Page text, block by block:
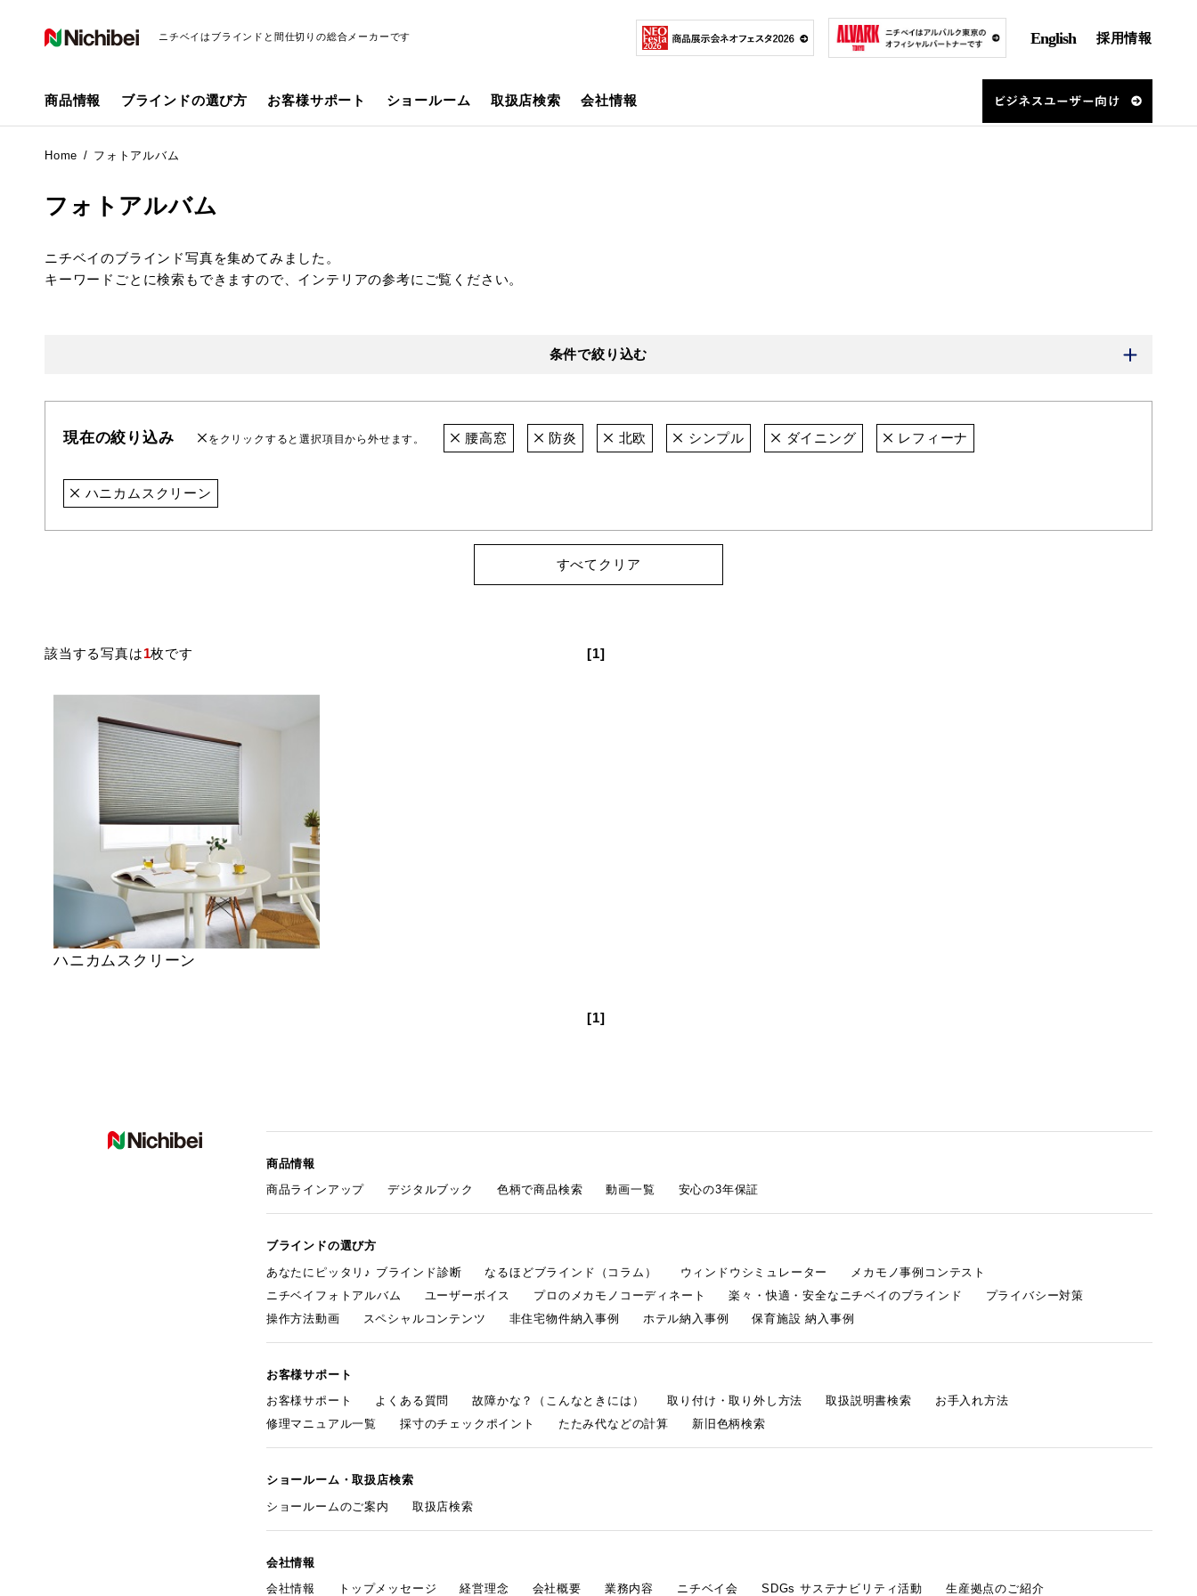
ニチベイはブラインドと間仕切りの総合メーカーです English 採用情報
商品情報 ブラインドの選び方 お客様サポート ショールーム 取扱店検索 会社情報
Home フォトアルバム
フォトアルバム
ニチベイのブラインド写真を集めてみました。
キーワードごとに検索もできますので、インテリアの参考にご覧ください。
条件で絞り込む
現在の絞り込み をクリックすると選択項目から外せます。 腰高窓 防炎 北欧 シンプル ダイニング レフィーナ
ハニカムスクリーン
すべてクリア
該当する写真は1枚です [1]
ハニカムスクリーン
[1]
商品情報
商品ラインアップ
デジタルブック 色柄で商品検索 動画一覧 安心の3年保証
ブラインドの選び方
あなたにピッタリ♪ ブラインド診断
なるほどブラインド（コラム） ウィンドウシミュレーター
メカモノ事例コンテスト
ニチベイフォトアルバム
ユーザーボイス プロのメカモノコーディネート 楽々・快適・安全なニチベイのブラインド
プライバシー対策
操作方法動画
スペシャルコンテンツ 非住宅物件納入事例 ホテル納入事例 保育施設 納入事例
お客様サポート
お客様サポート
よくある質問 故障かな？（こんなときには） 取り付け・取り外し方法 取扱説明書検索
お手入れ方法
修理マニュアル一覧
採寸のチェックポイント たたみ代などの計算 新旧色柄検索
ショールーム・取扱店検索
ショールームのご案内
取扱店検索
会社情報
会社情報
トップメッセージ 経営理念 会社概要 業務内容 ニチベイ会 SDGs サステナビリティ活動 生産拠点のご紹介